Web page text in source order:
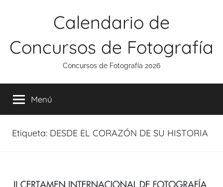
Calendario de
Concursos de Fotografía
Concursos de Fotografía 2026
Menú
Etiqueta: DESDE EL CORAZÓN DE SU HISTORIA